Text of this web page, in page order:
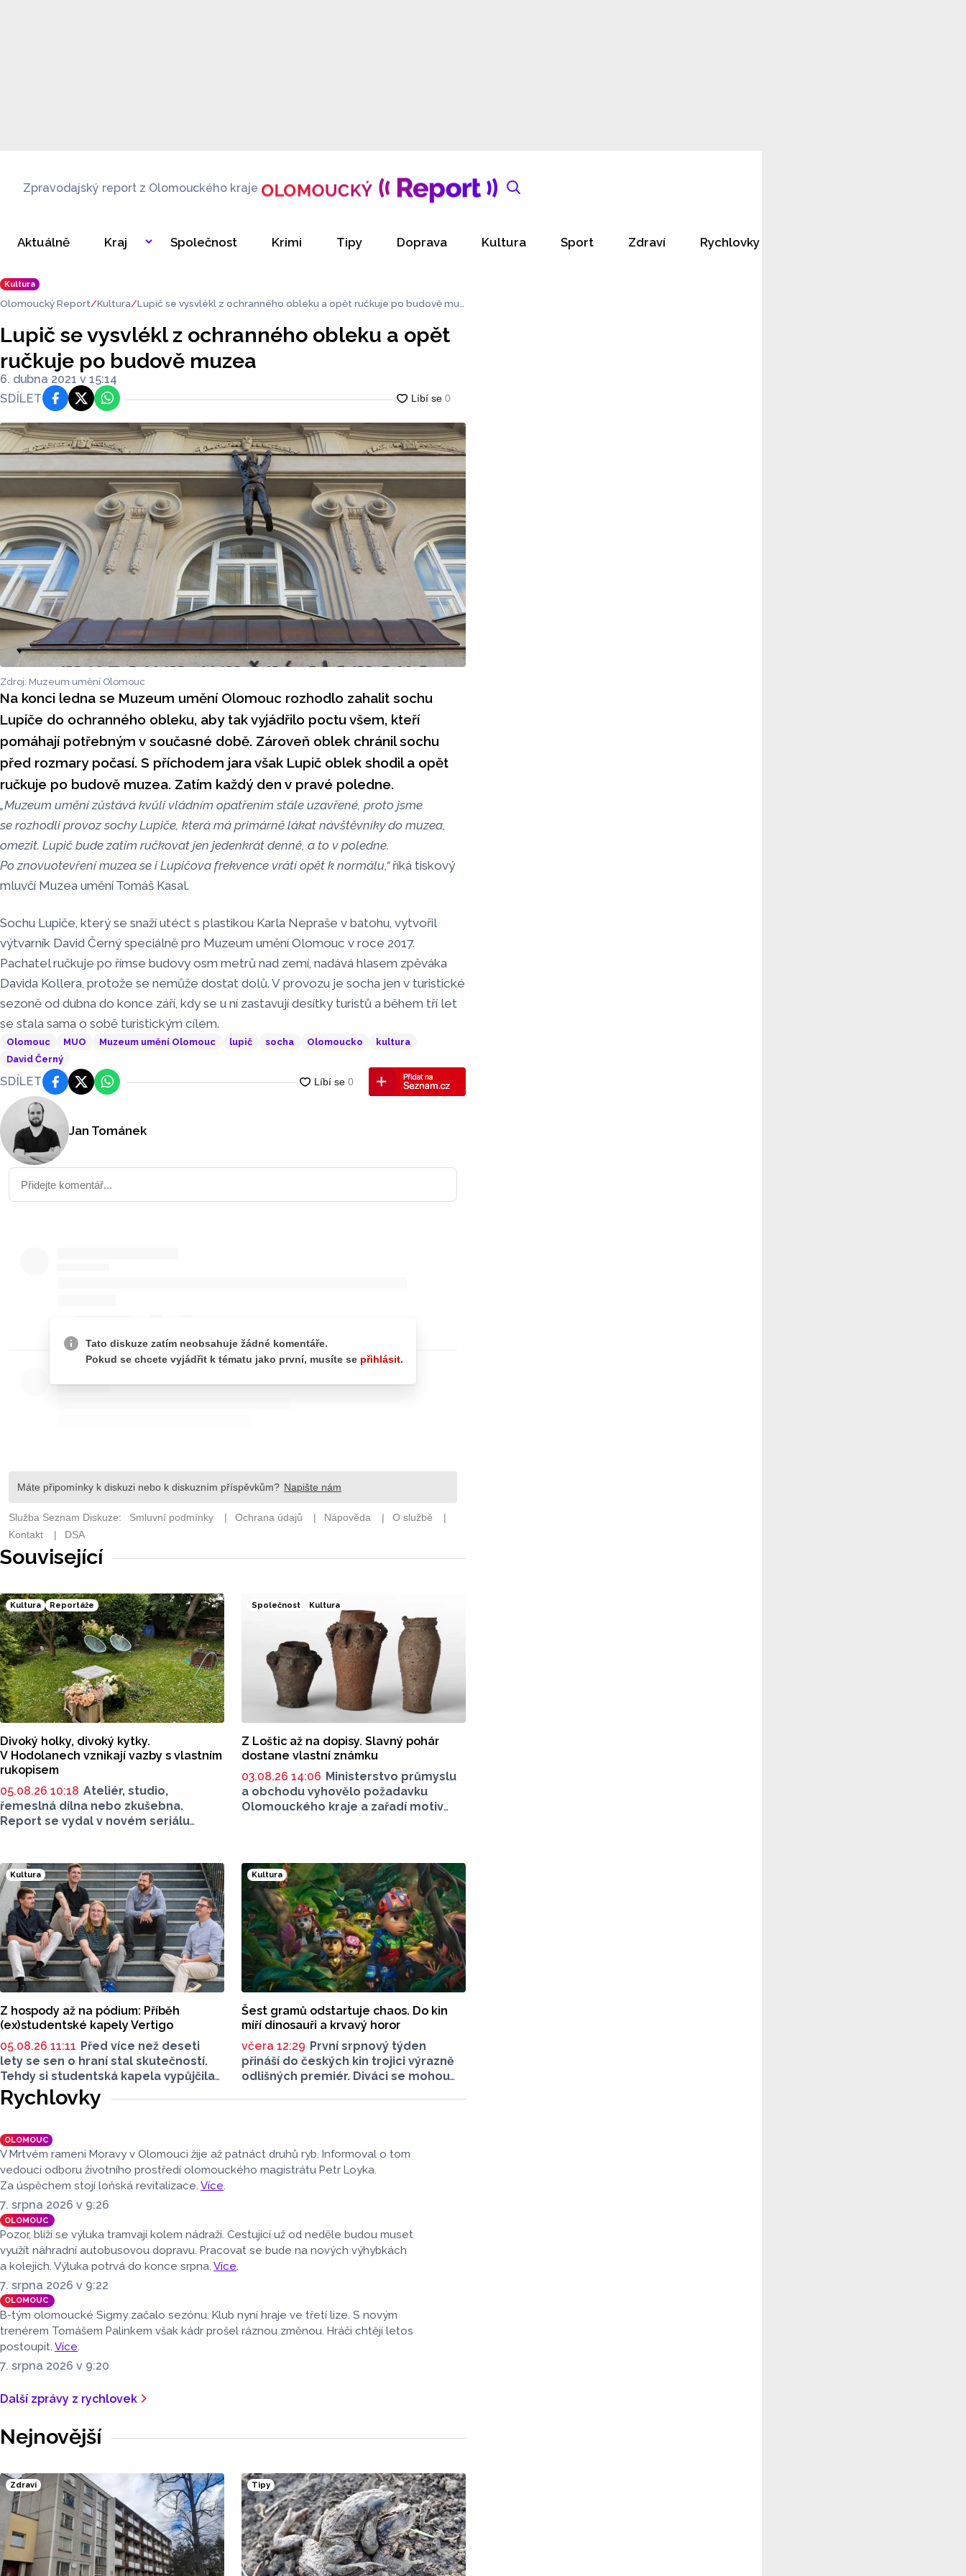
Zpravodajský report z Olomouckého kraje
Aktuálně Kraj Společnost Krimi Tipy Doprava Kultura Sport Zdraví Rychlovky
Kultura
Olomoucký Report Kultura
Lupič se vysvlékl z ochranného obleku a opět ručkuje po budově muz
Lupič se vysvlékl z ochranného obleku a opět
ručkuje po budově muzea
6. dubna 2021 v 15:14
SDÍLET
FacebookPlatforma X
WhatsApp
Zdroj: Muzeum umění Olomouc
Na konci ledna se Muzeum umění Olomouc rozhodlo zahalit sochu
Lupiče do ochranného obleku, aby tak vyjádřilo poctu všem, kteří
pomáhají potřebným v současné době. Zároveň oblek chránil sochu
před rozmary počasí. S příchodem jara však Lupič oblek shodil a opět
ručkuje po budově muzea. Zatím každý den v pravé poledne.
„Muzeum umění zůstává kvůli vládním opatřením stále uzavřené, proto jsme
se rozhodli provoz sochy Lupiče, která má primárně lákat návštěvníky do muzea,
omezit. Lupič bude zatím ručkovat jen jedenkrát denně, a to v poledne.
Po znovuotevření muzea se i Lupičova frekvence vrátí opět k normálu,“ říká tiskový
mluvčí Muzea umění Tomáš Kasal.
Sochu Lupiče, který se snaží utéct s plastikou Karla Nepraše v batohu, vytvořil
výtvarník David Černý speciálně pro Muzeum umění Olomouc v roce 2017.
Pachatel ručkuje po římse budovy osm metrů nad zemí, nadává hlasem zpěváka
Davida Kollera, protože se nemůže dostat dolů. V provozu je socha jen v turistické
sezoně od dubna do konce září, kdy se u ní zastavují desítky turistů a během tří let
se stala sama o sobě turistickým cílem.
Olomouc MUO Muzeum umění Olomouc lupič socha Olomoucko
kultura
David Černý
SDÍLET FacebookPlatforma X
WhatsApp
Jan Tománek
Související
Kultura Reportáže
Divoký holky, divoký kytky.
V Hodolanech vznikají vazby s vlastním
rukopisem
05.08.26 10:18 Ateliér, studio,
řemeslná dílna nebo zkušebna.
Report se vydal v novém seriálu
Na jedné zahradě v Hodolanech
vznikají květinové vazby floristek
se značkou Divoký.
Společnost Kultura
Z Loštic až na dopisy. Slavný pohár
dostane vlastní známku
03.08.26 14:06 Ministerstvo průmyslu
a obchodu vyhovělo požadavku
Olomouckého kraje a zařadí motiv
vyráběla se od konce 14. zhruba
do poloviny 16. století.
Kultura
Z hospody až na pódium: Příběh
(ex)studentské kapely Vertigo
05.08.26 11:11 Před více než deseti
lety se sen o hraní stal skutečností.
Tehdy si studentská kapela vypůjčila
jméno oblíbeného olomouckého
podniku a rozpálila reproduktory.
na dlouhou dobu rozešly. Minulý rok
ale britpopová kapela Vertigo
nabrala druhý dech. Tentokrát už v
pozměněné sestavě.
Kultura
Šest gramů odstartuje chaos. Do kin
míří dinosauři a krvavý horor
včera 12:29 První srpnový týden
přináší do českých kin trojici výrazně
odlišných premiér. Diváci se mohou
pouze dospělým divákům. Filmové
novinky představil Radek Kreuziger
Rychlovky
OLOMOUC
V Mrtvém rameni Moravy v Olomouci žije až patnáct druhů ryb. Informoval o tom
vedoucí odboru životního prostředí olomouckého magistrátu Petr Loyka.
Za úspěchem stojí loňská revitalizace. Více.
7. srpna 2026 v 9:26
OLOMOUC
Pozor, blíží se výluka tramvají kolem nádraží. Cestující už od neděle budou muset
využít náhradní autobusovou dopravu. Pracovat se bude na nových výhybkách
a kolejích. Výluka potrvá do konce srpna. Více.
7. srpna 2026 v 9:22
OLOMOUC
B-tým olomoucké Sigmy začalo sezónu. Klub nyní hraje ve třetí lize. S novým
trenérem Tomášem Palinkem však kádr prošel ráznou změnou. Hráči chtějí letos
postoupit. Více.
7. srpna 2026 v 9:20
Další zprávy z rychlovek
Nejnovější
Zdraví Tipy